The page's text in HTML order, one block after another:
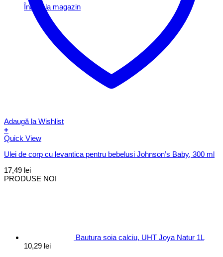
Înapoi la magazin
Adaugă la Wishlist
+
Quick View
Ulei de corp cu levantica pentru bebelusi Johnson’s Baby, 300 ml
17,49 lei
PRODUSE NOI
Bautura soia calciu, UHT Joya Natur 1L
10,29 lei